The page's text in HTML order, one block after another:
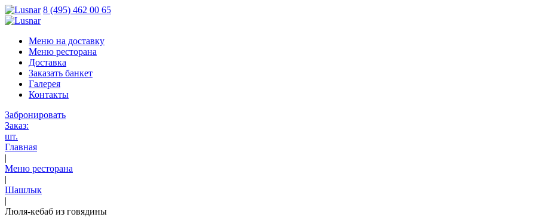
8 (495) 462 00 65
Меню на доставку
Меню ресторана
Доставка
Заказать банкет
Галерея
Контакты
Забронировать
Заказ:
шт.
Главная
|
Меню ресторана
|
Шашлык
|
Люля-кебаб из говядины